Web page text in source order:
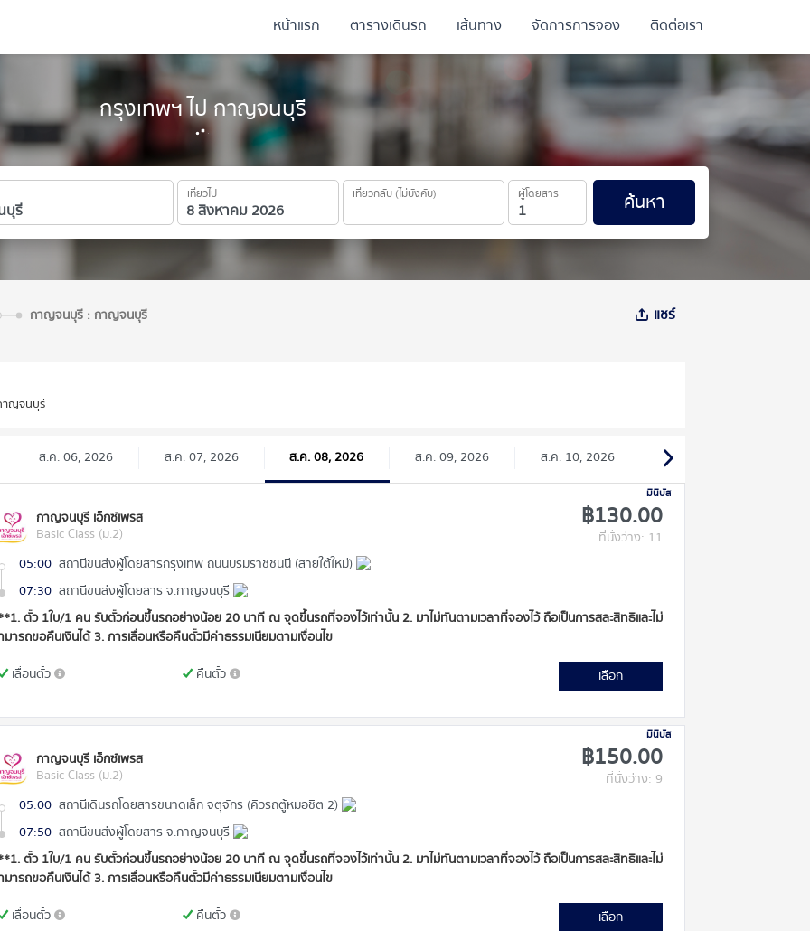
กรุงเทพฯ ไป กาญจนบุรี
เที่ยวไป เที่ยวกลับ (ไม่บังคับ) ผู้โดยสาร ค้นหา
หน้าแรก ตารางเดินรถ เส้นทาง จัดการการจอง ติดต่อเรา
กาญจนบุรี : กาญจนบุรี แชร์
ญจนบุรี
ส.ค. 06, 2026 ส.ค. 07, 2026 ส.ค. 08, 2026 ส.ค. 09, 2026 ส.ค. 10, 2026
มินิบัส
กาญจนบุรี เอ็กซ์เพรส
Basic Class (ม.2)
฿130.00
ที่นั่งว่าง: 11
05:00 สถานีขนส่งผู้โดยสารกรุงเทพ ถนนบรมราชชนนี (สายใต้ใหม่)
07:30 สถานีขนส่งผู้โดยสาร จ.กาญจนบุรี
ตั๋ว 1ใบ/1 คน รับตั๋วก่อนขึ้นรถอย่างน้อย 20 นาที ณ จุดขึ้นรถที่จองไว้เท่านั้น 2. มาไม่ทันตามเวลาที่จองไว้ ถือเป็นการสละสิทธิและไม่
มารถขอคืนเงินได้ 3. การเลื่อนหรือคืนตั๋วมีค่าธรรมเนียมตามเงื่อนไข
เลื่อนตั๋ว
คืนตั๋ว เลือก
มินิบัส
กาญจนบุรี เอ็กซ์เพรส
Basic Class (ม.2)
฿150.00
ที่นั่งว่าง: 9
05:00 สถานีเดินรถโดยสารขนาดเล็ก จตุจักร (คิวรถตู้หมอชิต 2)
07:50 สถานีขนส่งผู้โดยสาร จ.กาญจนบุรี
ตั๋ว 1ใบ/1 คน รับตั๋วก่อนขึ้นรถอย่างน้อย 20 นาที ณ จุดขึ้นรถที่จองไว้เท่านั้น 2. มาไม่ทันตามเวลาที่จองไว้ ถือเป็นการสละสิทธิและไม่
มารถขอคืนเงินได้ 3. การเลื่อนหรือคืนตั๋วมีค่าธรรมเนียมตามเงื่อนไข
เลื่อนตั๋ว
คืนตั๋ว เลือก